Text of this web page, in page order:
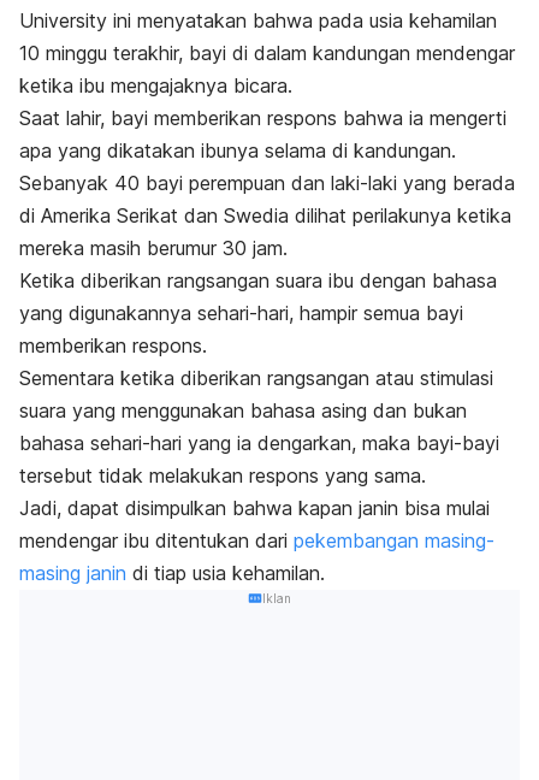
University ini menyatakan bahwa pada usia kehamilan
10 minggu terakhir, bayi di dalam kandungan mendengar
ketika ibu mengajaknya bicara.
Saat lahir, bayi memberikan respons bahwa ia mengerti
apa yang dikatakan ibunya selama di kandungan.
Sebanyak 40 bayi perempuan dan laki-laki yang berada
di Amerika Serikat dan Swedia dilihat perilakunya ketika
mereka masih berumur 30 jam.
Ketika diberikan rangsangan suara ibu dengan bahasa
yang digunakannya sehari-hari, hampir semua bayi
memberikan respons.
Sementara ketika diberikan rangsangan atau stimulasi
suara yang menggunakan bahasa asing dan bukan
bahasa sehari-hari yang ia dengarkan, maka bayi-bayi
tersebut tidak melakukan respons yang sama.
Jadi, dapat disimpulkan bahwa kapan janin bisa mulai
mendengar ibu ditentukan dari pekembangan masing-
masing janin di tiap usia kehamilan.
Iklan